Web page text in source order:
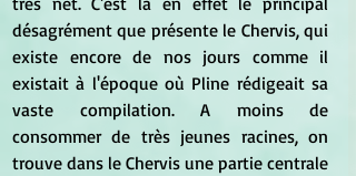
désagrément que présente le Chervis, qui
existe encore de nos jours comme il
existait à l'époque où Pline rédigeait sa
vaste compilation. A moins de
consommer de très jeunes racines, on
trouve dans le Chervis une partie centrale